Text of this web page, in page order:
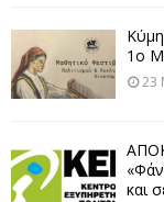
1ο
23
και